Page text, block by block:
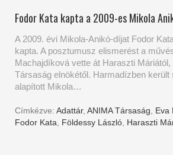
Fodor Kata kapta a 2009-es Mikola
A 2009. évi Mikola-Anikó-díjat Fodor
kapta. A posztumusz elismerést a
Machajdíková vette át Haraszti Máriától,
Társaság elnökétől. Harmadízben került
alapított Mikola…
Címkézve: Adattár, ANIMA Társaság, Eva
Fodor Kata, Földessy László, Haraszti